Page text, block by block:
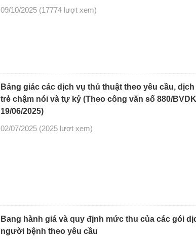
09/10/2025 (17774 lượt xem)
Bảng giác các dịch vụ thủ thuật theo yêu cầu,
trẻ chậm nói và tự kỷ (Theo công văn số 880/
19/06/2025)
02/07/2025 (2025 lượt xem)
Bang hành giá và quy định mức thu của các gói
người bệnh theo yêu cầu